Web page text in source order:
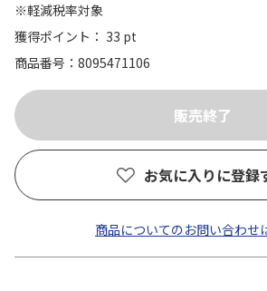
※軽減税率対象
獲得ポイント： 33 pt
商品番号
8095471106
お気に入りに登録
商品についてのお問い合わせ